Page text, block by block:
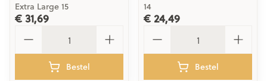
Extra Large 15
€ 31,69
Bestel
14
€ 24,49
Bestel